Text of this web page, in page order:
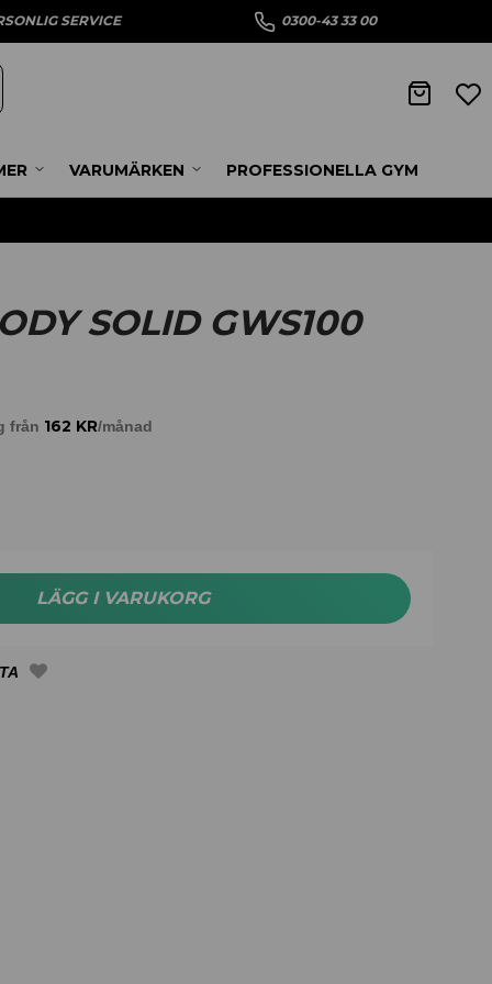
SERVICE 0300-43 33 00
VARUMÄRKEN PROFESSIONELLA GYM
SOLID GWS100
från 162 KR/månad
LÄGG I VARUKORG